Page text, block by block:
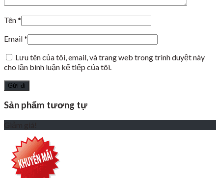
Tên*
Email*
Lưu tên của tôi, email, và trang web trong trình duyệt này
cho lần bình luận kế tiếp của tôi.
Sản phẩm tương tự